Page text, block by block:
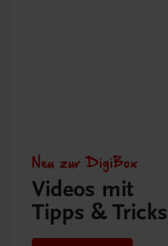
Neu zur DigiBox
Videos mit
Tipps & Tricks